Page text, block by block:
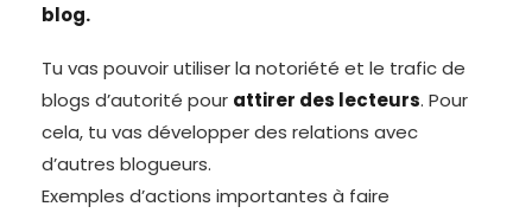
blog.
Tu vas pouvoir utiliser la notoriété et le trafic de
blogs d’autorité pour attirer des lecteurs. Pour
cela, tu vas développer des relations avec
d’autres blogueurs.
Exemples d’actions importantes à faire